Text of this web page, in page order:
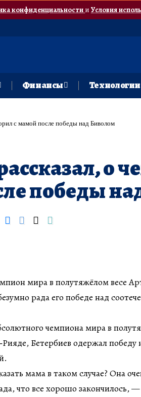
конфиденциальностии Условия
Финансы Технологии
с мамой после победы над Биволом
о
победы
мира в полутяжёлом весе
рада его победе над
чемпиона мира в
Бетербиев одержал
мама в таком случае? Она
что все хорошо закончилось,